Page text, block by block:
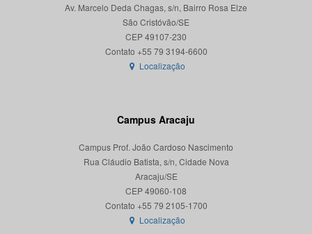
Av. Marcelo Deda Chagas, s/n, Bairro Rosa Elze
São Cristóvão/SE
CEP 49107-230
Localização
Campus Aracaju
Campus Prof. João Cardoso Nascimento
Rua Cláudio Batista, s/n, Cidade Nova
Aracaju/SE
CEP 49060-108
Localização